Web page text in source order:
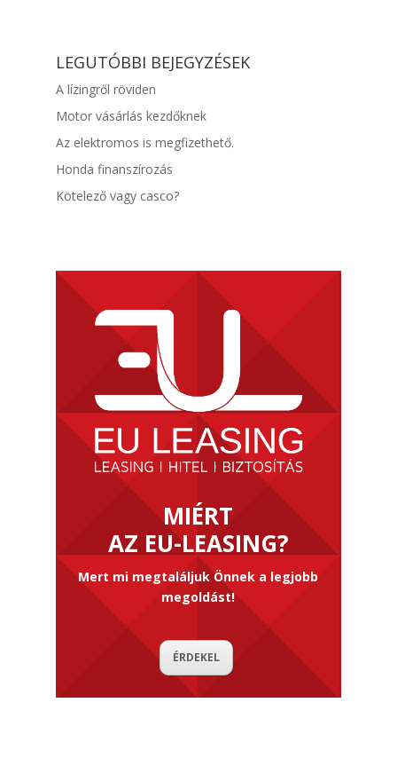
LEGUTÓBBI BEJEGYZÉSEK
A lízingről röviden
Motor vásárlás kezdőknek
Az elektromos is megfizethető.
Honda finanszírozás
Kötelező vagy casco?
MIÉRT
AZ EU-LEASING?
Mert mi megtaláljuk Önnek a legjobb
megoldást!
ÉRDEKEL